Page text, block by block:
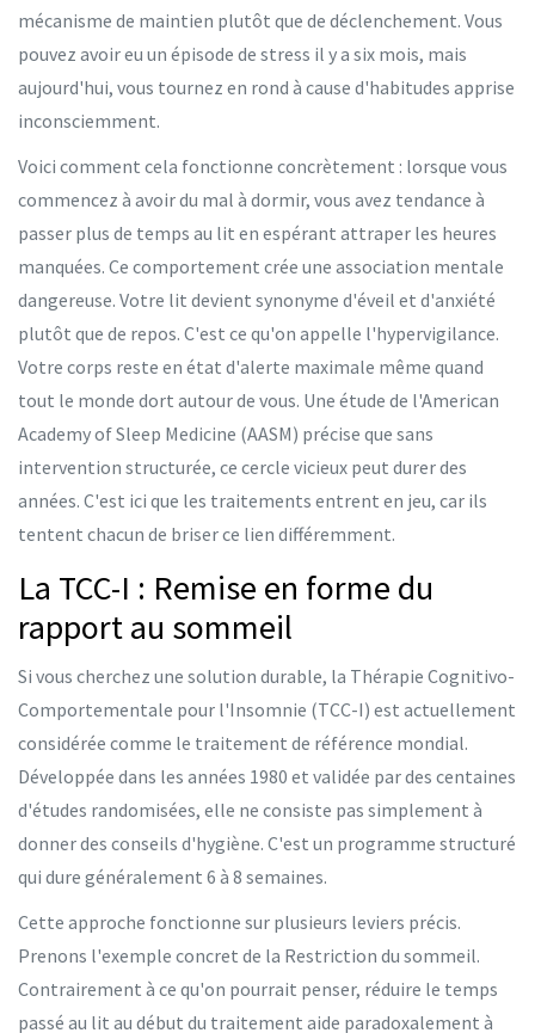
mécanisme de maintien plutôt que de déclenchement. Vous
pouvez avoir eu un épisode de stress il y a six mois, mais
aujourd'hui, vous tournez en rond à cause d'habitudes apprise
inconsciemment.
Voici comment cela fonctionne concrètement : lorsque vous
commencez à avoir du mal à dormir, vous avez tendance à
passer plus de temps au lit en espérant attraper les heures
manquées. Ce comportement crée une association mentale
dangereuse. Votre lit devient synonyme d'éveil et d'anxiété
plutôt que de repos. C'est ce qu'on appelle l'hypervigilance.
Votre corps reste en état d'alerte maximale même quand
tout le monde dort autour de vous. Une étude de l'American
Academy of Sleep Medicine (AASM) précise que sans
intervention structurée, ce cercle vicieux peut durer des
années. C'est ici que les traitements entrent en jeu, car ils
tentent chacun de briser ce lien différemment.
La TCC-I : Remise en forme du
rapport au sommeil
Si vous cherchez une solution durable, la Thérapie Cognitivo-
Comportementale pour l'Insomnie (TCC-I) est actuellement
considérée comme le traitement de référence mondial.
Développée dans les années 1980 et validée par des centaines
d'études randomisées, elle ne consiste pas simplement à
donner des conseils d'hygiène. C'est un programme structuré
qui dure généralement 6 à 8 semaines.
Cette approche fonctionne sur plusieurs leviers précis.
Prenons l'exemple concret de la Restriction du sommeil.
Contrairement à ce qu'on pourrait penser, réduire le temps
passé au lit au début du traitement aide paradoxalement à